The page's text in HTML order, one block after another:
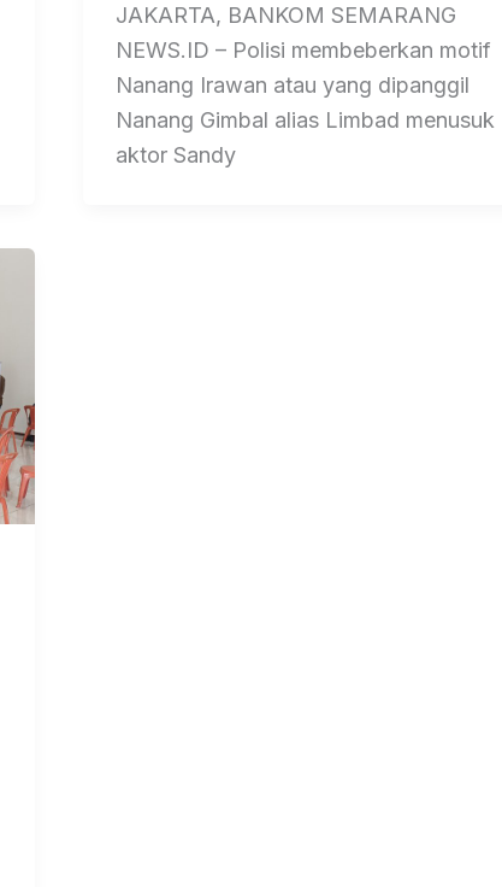
JAKARTA, BANKOM SEMARANG
NEWS.ID – Polisi membeberkan motif
Nanang Irawan atau yang dipanggil
Nanang Gimbal alias Limbad menusuk
aktor Sandy